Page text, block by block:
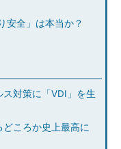
安全」は本当か？
対策に「VDI」を生
ころか史上最高に